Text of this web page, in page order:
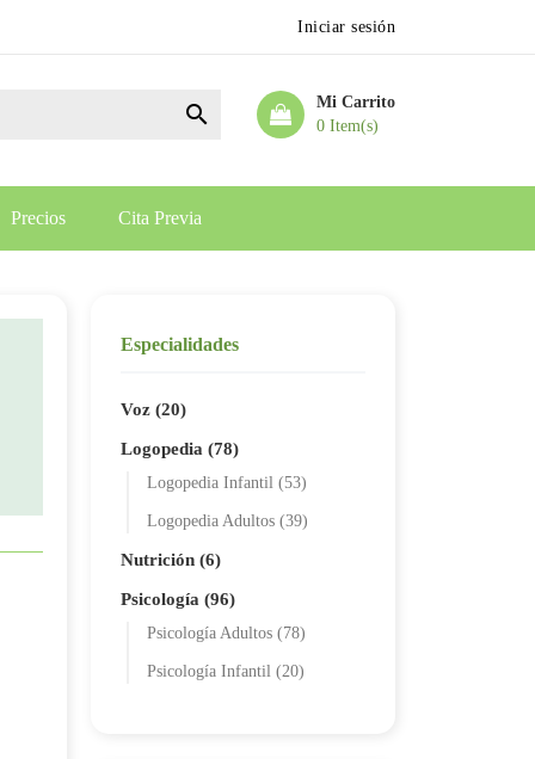
Iniciar sesión
Mi Carrito
0 Item(s)

Precios Cita Previa
Especialidades
Voz (20)
Logopedia (78)
Logopedia Infantil (53)
Logopedia Adultos (39)
Nutrición (6)
Psicología (96)
Psicología Adultos (78)
Psicología Infantil (20)